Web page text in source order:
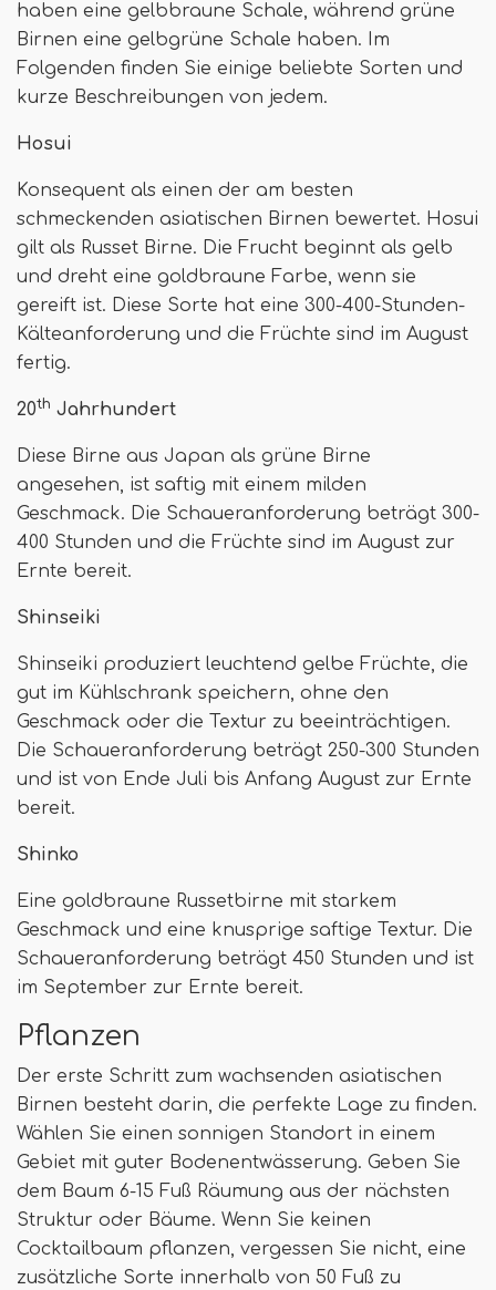
haben eine gelbbraune Schale, während grüne
Birnen eine gelbgrüne Schale haben. Im
Folgenden finden Sie einige beliebte Sorten und
kurze Beschreibungen von jedem.
Hosui
Konsequent als einen der am besten
schmeckenden asiatischen Birnen bewertet. Hosui
gilt als Russet Birne. Die Frucht beginnt als gelb
und dreht eine goldbraune Farbe, wenn sie
gereift ist. Diese Sorte hat eine 300-400-Stunden-
Kälteanforderung und die Früchte sind im August
fertig.
20th Jahrhundert
Diese Birne aus Japan als grüne Birne
angesehen, ist saftig mit einem milden
Geschmack. Die Schaueranforderung beträgt 300-
400 Stunden und die Früchte sind im August zur
Ernte bereit.
Shinseiki
Shinseiki produziert leuchtend gelbe Früchte, die
gut im Kühlschrank speichern, ohne den
Geschmack oder die Textur zu beeinträchtigen.
Die Schaueranforderung beträgt 250-300 Stunden
und ist von Ende Juli bis Anfang August zur Ernte
bereit.
Shinko
Eine goldbraune Russetbirne mit starkem
Geschmack und eine knusprige saftige Textur. Die
Schaueranforderung beträgt 450 Stunden und ist
im September zur Ernte bereit.
Pflanzen
Der erste Schritt zum wachsenden asiatischen
Birnen besteht darin, die perfekte Lage zu finden.
Wählen Sie einen sonnigen Standort in einem
Gebiet mit guter Bodenentwässerung. Geben Sie
dem Baum 6-15 Fuß Räumung aus der nächsten
Struktur oder Bäume. Wenn Sie keinen
Cocktailbaum pflanzen, vergessen Sie nicht, eine
zusätzliche Sorte innerhalb von 50 Fuß zu